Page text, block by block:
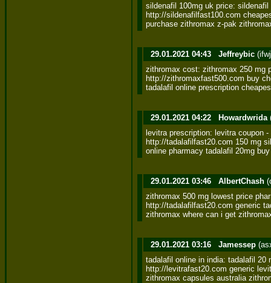
sildenafil 100mg uk price:
http://sildenafilfast100.com
purchase zithromax z-pak
29.01.2021 04:43 Jeffreybic
zithromax cost: zithromax 250 mg
http://zithromaxfast500.com buy
tadalafil online prescription
29.01.2021 04:22 Howardwrida
levitra prescription: levitra coupon
http://tadalafilfast20.com 150 mg
online pharmacy tadalafil 20mg
29.01.2021 03:46 AlbertChash
zithromax 500 mg lowest price
http://tadalafilfast20.com generic
zithromax where can i get
29.01.2021 03:16 Jamessep
tadalafil online in india: tadalafil
http://levitrafast20.com generic
zithromax capsules australia